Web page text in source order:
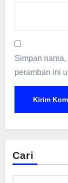
Simpan
peramban ini
Cari